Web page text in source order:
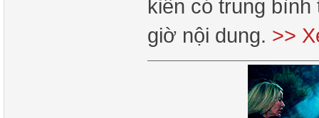
kiến có trung
giờ nội dung. >>